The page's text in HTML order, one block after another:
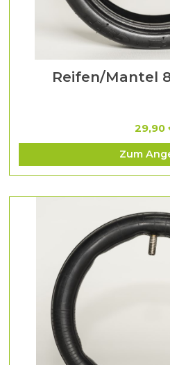
Reifen/Mantel
29,90
Zum